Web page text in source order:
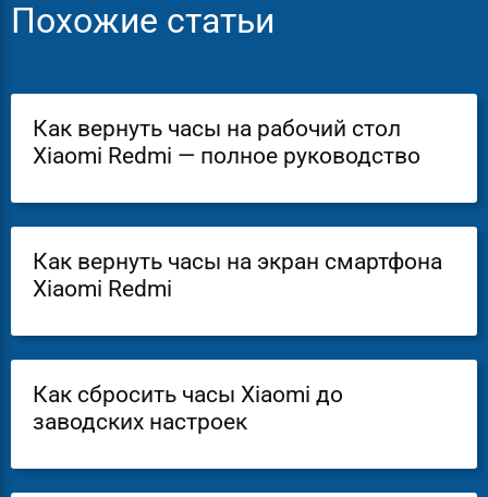
Похожие статьи
Как вернуть часы на рабочий стол
Xiaomi Redmi — полное руководство
Как вернуть часы на экран смартфона
Xiaomi Redmi
Как сбросить часы Xiaomi до
заводских настроек